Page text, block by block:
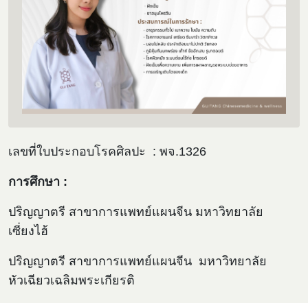
เลขที่ใบประกอบโรคศิลปะ : พจ.1326
การศึกษา :
ปริญญาตรี สาขาการแพทย์แผนจีน มหาวิทยาลัย
เซี่ยงไฮ้
ปริญญาตรี สาขาการแพทย์แผนจีน มหาวิทยาลัย
หัวเฉียวเฉลิมพระเกียรติ